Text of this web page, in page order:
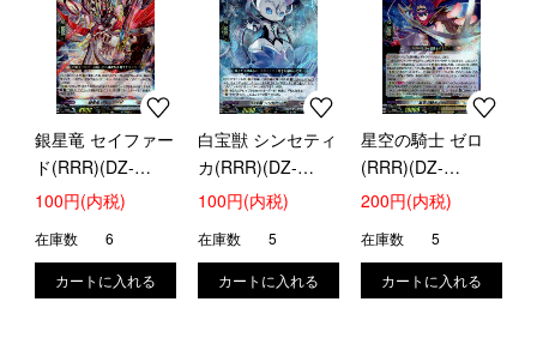
銀星竜 セイファー
ド(RRR)(DZ-
SS16/012)
100円(内税)
在庫数 6
白宝獣 シンセティ
カ(RRR)(DZ-
SS16/013)
100円(内税)
在庫数 5
星空の騎士 ゼロ
(RRR)(DZ-
SS16/015)
200円(内税)
在庫数 5